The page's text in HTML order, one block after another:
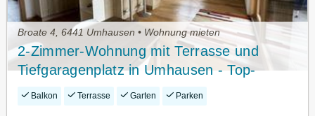
Broate 4, 6441 Umhausen • Wohnung mieten
2-Zimmer-Wohnung mit Terrasse und
Tiefgaragenplatz in Umhausen - Top-
Zustand!
Balkon Terrasse Garten Parken